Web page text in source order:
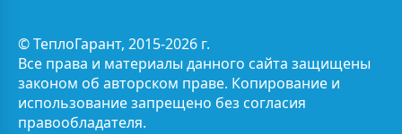
© ТеплоГарант, 2015-2026 г.
Все права и материалы данного сайта защищены
законом об авторском праве. Копирование и
использование запрещено без согласия
правообладателя.